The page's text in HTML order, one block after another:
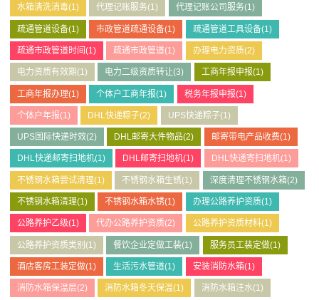
水箱清洗消毒(1) 代理记账服务(1) 代理记账公司服务(1)
疏通管道设备(1) 市政管道疏通设备(1) 疏通管道工具设备(1)
疏通市政管道时间 (1) 疏通市政管道(1) 办理电力资质(2)
电力资质有效期 (1) 电力二级资质转让(3) 工商年报申报(1)
工商年报办理(1) 个体户工商年报(1) 税务年报申报(1)
个体户年报(1) DHL快递粽子(2) UPS快递粽子(1)
UPS国际快递时效(2) DHL邮寄大件物品(2) 邮寄带电产品收费(1)
DHL快递邮寄扫地机(1) DHL邮寄扫地机(1) DHL快递寄扫地机(1)
不锈钢水箱尝试清理(1) 不锈钢水箱生锈(1) 深度清理不锈钢水箱(2)
不锈钢水箱清理(1) 不锈钢水箱水锈(1) 办理公路养护资质(1)
公路养护乙级(1) 代办公路养护资质(2) 公路养护资质材料(1)
公路养护资质类别 (1) 餐饮企业定做工装(1) 服务员工装定做(1)
酒店客房工装定做(1) 生活污水管道(1) 安装消防水箱(1)
消防水箱保温层(2) 消防水箱冬天保温(1) 消防水箱注水(1)